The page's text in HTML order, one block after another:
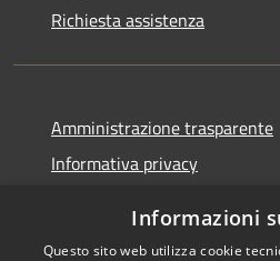
Richiesta assistenza
Amministrazione trasparente
Informativa privacy
Dichiarazione di accessibilità
Informazioni
Questo sito web utilizza cookie